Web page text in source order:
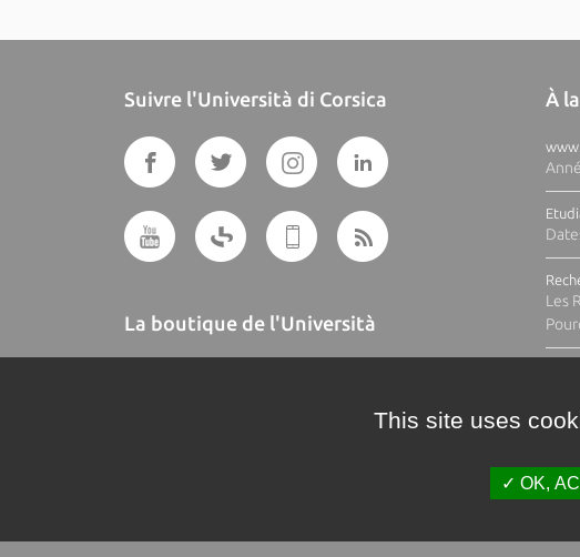
Suivre l'Università di Corsica
La boutique de l'Università
À
Les
This site uses
OK,